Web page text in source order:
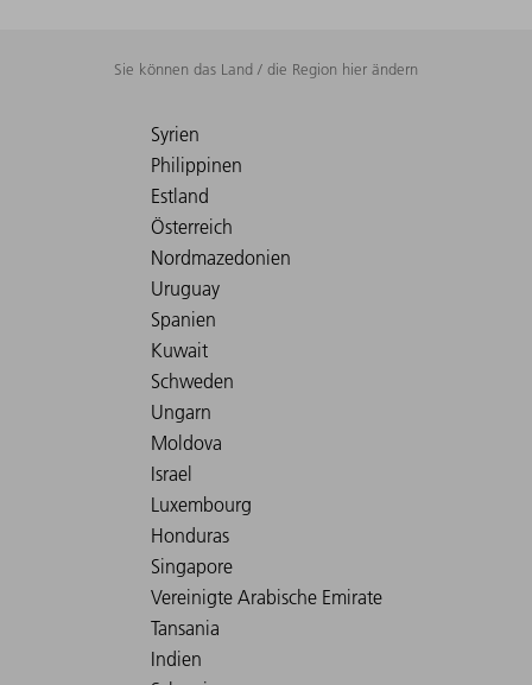
Sie können das Land / die Region hier ändern